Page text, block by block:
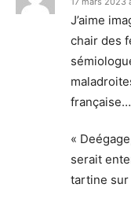
J’aime
chair des
française…
«
serait
tartine sur